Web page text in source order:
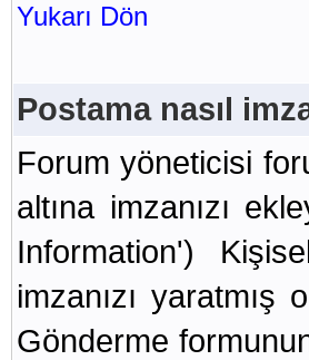
Yukarı Dön
Postama nasıl
Forum yöneticisi
altına imzanızı
Information')
imzanızı
Gönderme